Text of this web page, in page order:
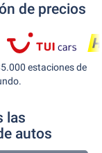
de precios
estaciones de
las
autos